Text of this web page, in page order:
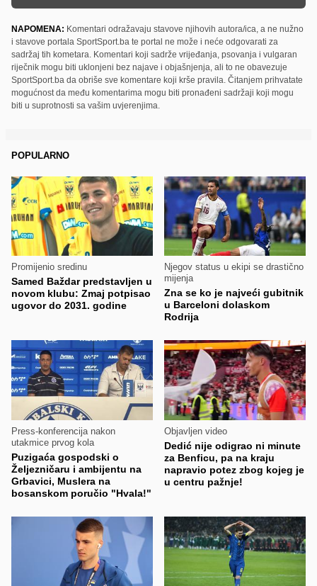
NAPOMENA: Komentari odražavaju stavove njihovih autora/ica, a ne nužno
i stavove portala SportSport.ba te portal ne može i neće odgovarati za
sadržaj tih kometara. Komentari koji sadrže vrijeđanja, psovanja i vulgaran
riječnik mogu biti uklonjeni bez najave i objašnjenja, ali to ne obavezuje
SportSport.ba da obriše sve komentare koji krše pravila. Čitanjem prihvatate
mogućnost da među komentarima mogu biti pronađeni sadržaji koji mogu
biti u suprotnosti sa vašim uvjerenjima.
POPULARNO
Promijenio sredinu
Samed Baždar predstavljen u
novom klubu: Zmaj potpisao
ugovor do 2031. godine
Njegov status u ekipi se drastično
mijenja
Zna se ko je najveći gubitnik
u Barceloni dolaskom
Rodrija
Press-konferencija nakon
utakmice prvog kola
Puzigaća gospodski o
Željezničaru i ambijentu na
Grbavici, Muslera na
bosanskom poručio "Hvala!"
Objavljen video
Dedić nije odigrao ni minute
za Benficu, pa na kraju
napravio potez zbog kojeg je
u centru pažnje!